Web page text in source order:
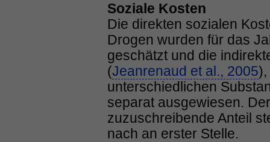
Soziale Kosten
Die direkten sozialen
Drogen wurden für das
geschätzt und die
(Jeanrenaud et al., 2005),
unterschiedlichen
separat ausgewiesen.
zuzuschreibende Anteil
nach an erster Stelle.